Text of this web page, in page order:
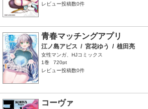
レビュー投稿数0件
青春マッチングアプリ
江ノ島アビス / 宮花ゆう / 植田亮
女性マンガ、HJコミックス
1巻
720pt
レビュー投稿数0件
コーヴァ